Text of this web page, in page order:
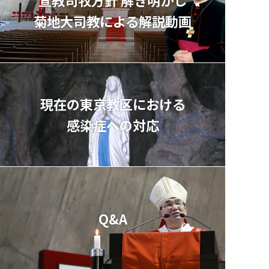
菊地⼤司教による解説動画
現在の東京教区における
感染症への対応
Q&A